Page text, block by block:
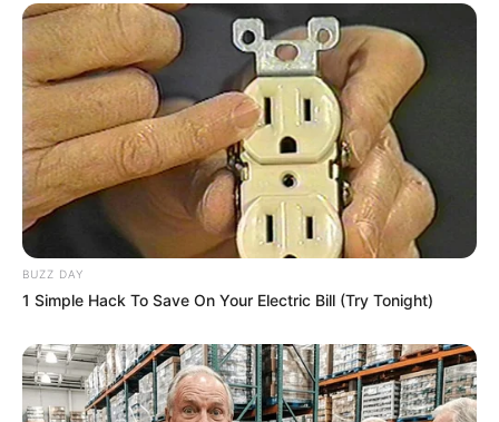
BUZZ DAY
1 Simple Hack To Save On Your Electric Bill (Try Tonight)